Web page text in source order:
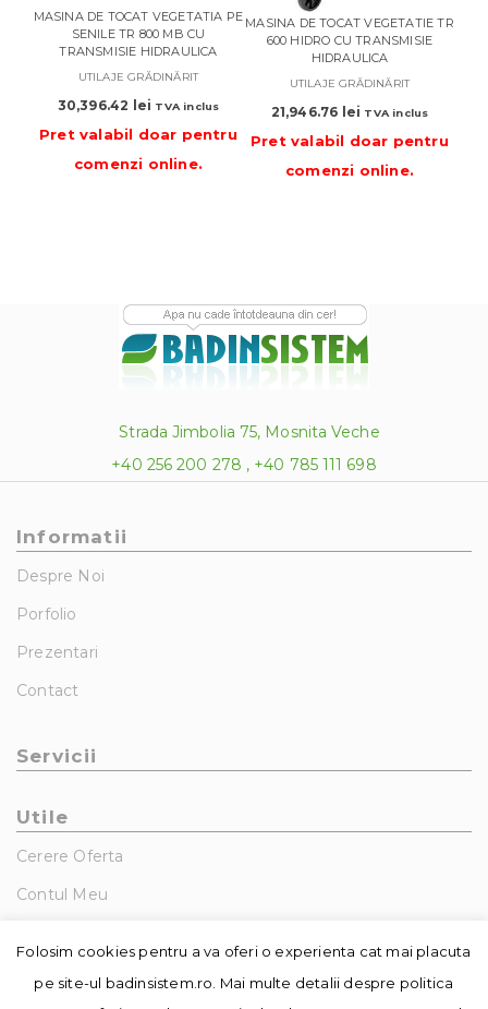
MASINA DE TOCAT VEGETATIA PE
SENILE TR 800 MB CU
TRANSMISIE HIDRAULICA
UTILAJE GRĂDINĂRIT
30,396.42 lei TVA inclus
Pret valabil doar pentru
comenzi online.
MASINA DE TOCAT VEGETATIE TR
600 HIDRO CU TRANSMISIE
HIDRAULICA
UTILAJE GRĂDINĂRIT
21,946.76 lei TVA inclus
Pret valabil doar pentru
comenzi online.
Strada Jimbolia 75, Mosnita Veche
+40 256 200 278 , +40 785 111 698
Informatii
Despre Noi
Porfolio
Prezentari
Contact
Servicii
Utile
Cerere Oferta
Contul Meu
Folosim cookies pentru a va oferi o experienta cat mai placuta
pe site-ul badinsistem.ro. Mai multe detalii despre politica